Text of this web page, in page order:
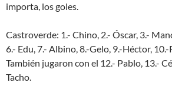
importa, los goles.
Castroverde: 1.- Chino, 2.- Óscar, 3.-
6.- Edu, 7.- Albino, 8.-Gelo, 9.-Héctor,
También jugaron con el 12.- Pablo, 13.-
Tacho.